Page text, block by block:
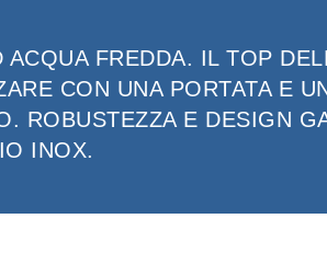
FREDDA. IL TOP
CON UNA PORTATA E
ROBUSTEZZA E DESIGN
INOX.